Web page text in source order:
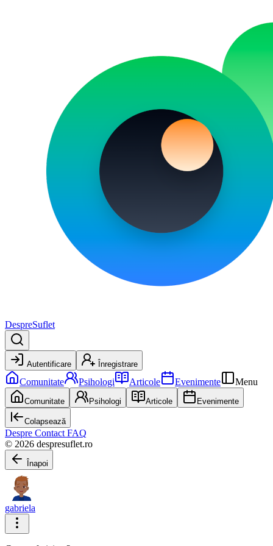
DespreSuflet
Autentificare Înregistrare
Comunitate Psihologi Articole Evenimente Menu
Comunitate Psihologi Articole Evenimente
Colapsează
Despre Contact FAQ
© 2026 despresuflet.ro
Înapoi
gabriela